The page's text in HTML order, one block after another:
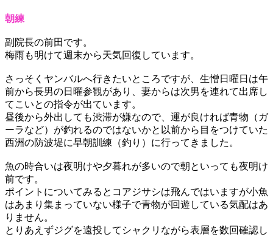
朝練
副院長の前田です。
梅雨も明けて週末から天気回復しています。
さっそくヤンバルへ行きたいところですが、生憎日曜日は午
前から長男の日曜参観があり、妻からは次男を連れて出席し
てこいとの指令が出ています。
昼後から外出しても渋滞が嫌なので、運が良ければ青物（ガ
ーラなど）が釣れるのではないかと以前から目をつけていた
西洲の防波堤に早朝訓練（釣り）に行ってきました。
魚の時合いは夜明けや夕暮れが多いので朝といっても夜明け
前です。
ポイントについてみるとコアジサシは飛んではいますが小魚
はあまり集まっていない様子で青物が回遊している気配はあ
りません。
とりあえずジグを遠投してシャクリながら表層を数回確認し